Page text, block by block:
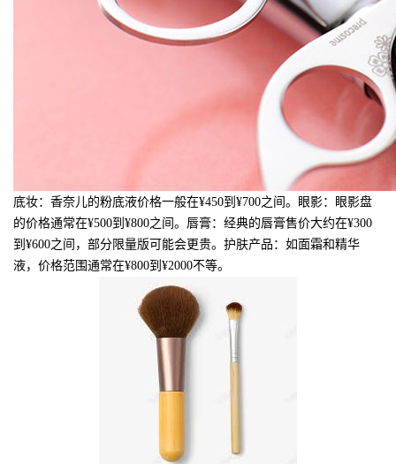
底妆：香奈儿的粉底液价格一般在¥450到¥700之间。眼影：眼影盘
的价格通常在¥500到¥800之间。唇膏：经典的唇膏售价大约在¥300
到¥600之间，部分限量版可能会更贵。护肤产品：如面霜和精华
液，价格范围通常在¥800到¥2000不等。